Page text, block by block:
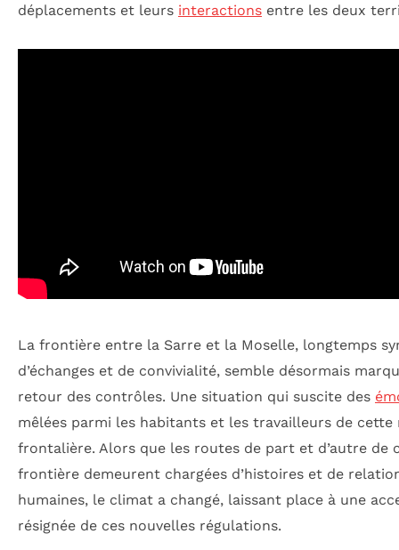
déplacements et leurs interactions entre les deux
La frontière entre la Sarre et la Moselle, longtemps
d’échanges et de convivialité, semble désormais
retour des contrôles. Une situation qui suscite des
mêlées parmi les habitants et les travailleurs de cette
frontalière. Alors que les routes de part et d’autre de
frontière demeurent chargées d’histoires et de
humaines, le climat a changé, laissant place à une
résignée de ces nouvelles régulations.